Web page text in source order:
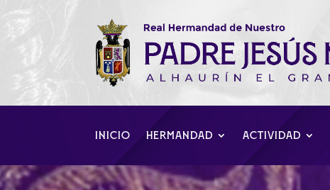
INICIO HERMANDAD ACTIVIDAD